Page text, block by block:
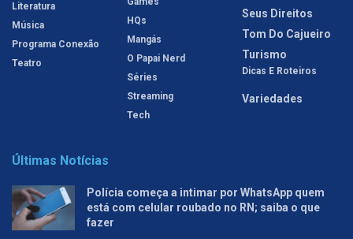
Literatura
Música
Programa Conexão
Teatro
HQs
Mangás
O Papai Nerd
Séries
Streaming
Tech
Seus Direitos
Tom Do Cajueiro
Turismo
Dicas E Roteiros
Variedades
Últimas Notícias
Polícia começa a intimar por WhatsApp quem
está com celular roubado no RN; saiba o que
fazer